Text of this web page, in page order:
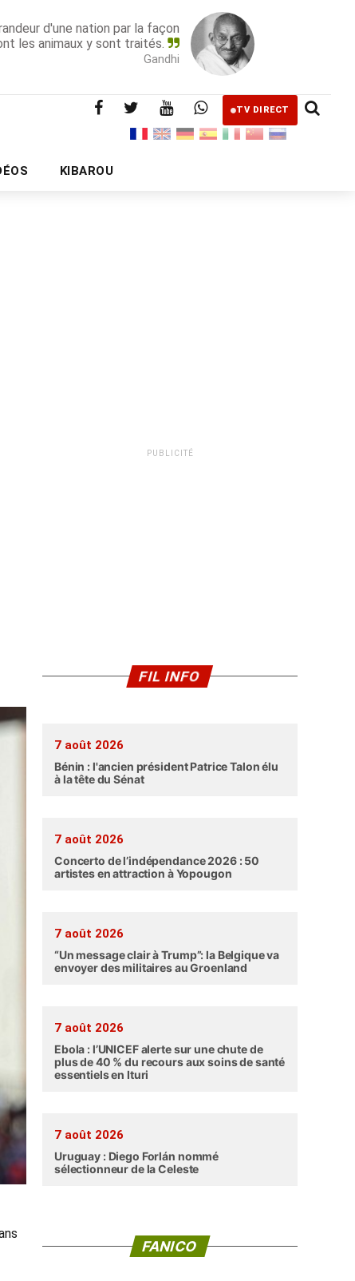
d'une nation par la façon
les animaux y sont traités.
Gandhi
TV DIRECT
KIBAROU
PUBLICITÉ
FIL INFO
7 août 2026
Bénin : l'ancien président Patrice Talon élu
à la tête du Sénat
7 août 2026
Concerto de l’indépendance 2026 : 50
artistes en attraction à Yopougon
7 août 2026
“Un message clair à Trump”: la Belgique va
envoyer des militaires au Groenland
7 août 2026
Ebola : l’UNICEF alerte sur une chute de
plus de 40 % du recours aux soins de santé
essentiels en Ituri
7 août 2026
Uruguay : Diego Forlán nommé
sélectionneur de la Celeste
FANICO